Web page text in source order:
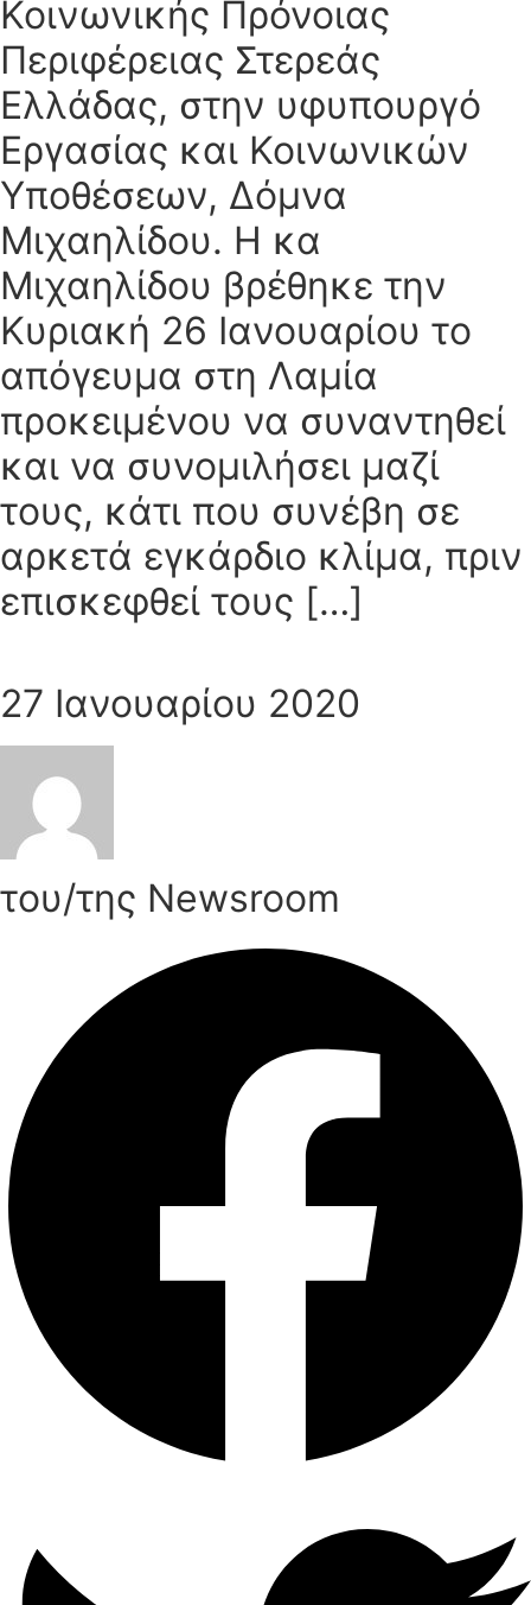
Κοινωνικής Πρόνοιας
Περιφέρειας Στερεάς
Ελλάδας, στην υφυπουργό
Εργασίας και Κοινωνικών
Υποθέσεων, Δόμνα
Μιχαηλίδου. Η κα
Μιχαηλίδου βρέθηκε την
Κυριακή 26 Ιανουαρίου το
απόγευμα στη Λαμία
προκειμένου να συναντηθεί
και να συνομιλήσει μαζί
τους, κάτι που συνέβη σε
αρκετά εγκάρδιο κλίμα, πριν
επισκεφθεί τους […]
27 Ιανουαρίου 2020
του/της Newsroom